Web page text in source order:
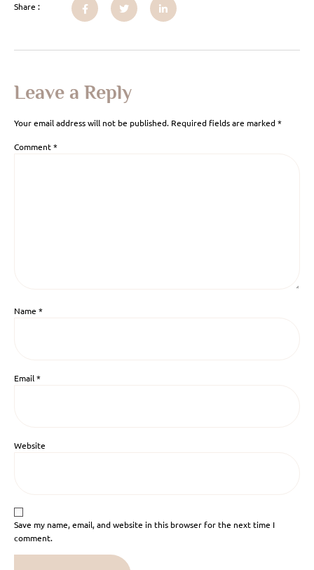
Share :
Leave a Reply
Your email address will not be published. Required fields are marked*
Comment*
Name *
Email*
Website
Save my name, email, and website in this browser for the next time I
comment.